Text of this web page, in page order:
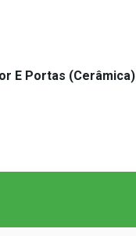
E Portas (cerâmica)